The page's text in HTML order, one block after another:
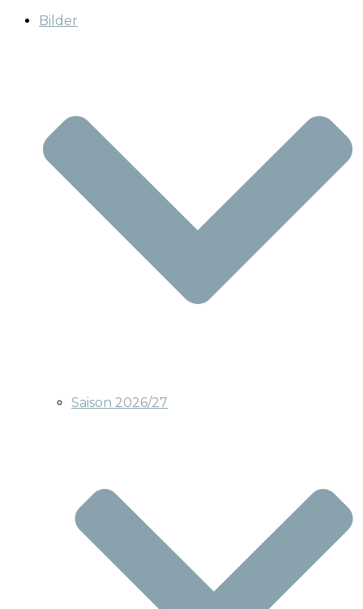
Bilder
Saison 2026/27